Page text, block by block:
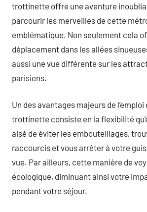
trottinette offre une aventure
parcourir les merveilles de cette
emblématique. Non seulement cela
déplacement dans les allées
aussi une vue différente sur les
parisiens.
Un des avantages majeurs de l’emploi
trottinette consiste en la flexibilité
aisé de éviter les embouteillages,
raccourcis et vous arrêter à votre
vue. Par ailleurs, cette manière de
écologique, diminuant ainsi votre
pendant votre séjour.